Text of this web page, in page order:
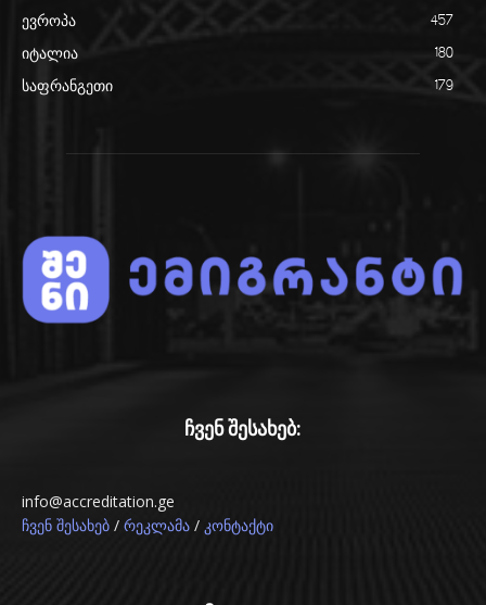
ევროპა 457
იტალია 180
საფრანგეთი 179
ჩვენ შესახებ:
info@accreditation.ge
ჩვენ შესახებ / რეკლამა / კონტაქტი